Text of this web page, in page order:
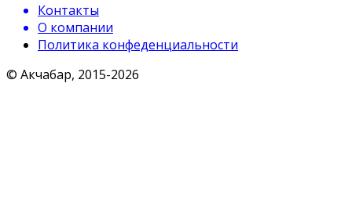
Контакты
О компании
Политика конфеденциальности
© Акчабар, 2015-2026